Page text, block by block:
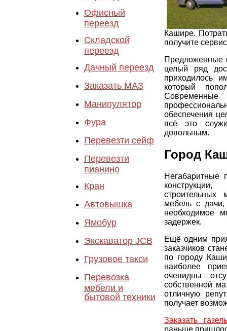
Офисный
переезд
Складской
переезд
Дачный переезд
Заказать МАЗ
Манипулятор
Фура
Перевезти сейф
Перевезти
пианино
Кран
Автовышка
Ямобур
Экскаватор JCB
Грузовое такси
Перевозка
мебели и
бытовой техники
Кашире.
получите
Предложенные
целый ряд
приходилось
который
обеспечения
всё это
довольным.
Город
Негабаритные
мебель с
необходимое
задержек.
Ещё одним
заказчиков
по городу
наиболее
очевидны –
собственной
отличную
получает
Заказать газель